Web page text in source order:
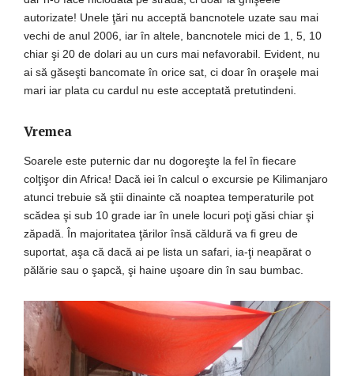
autorizate! Unele ţări nu acceptă bancnotele uzate sau mai
vechi de anul 2006, iar în altele, bancnotele mici de 1, 5, 10
chiar şi 20 de dolari au un curs mai nefavorabil. Evident, nu
ai să găseşti bancomate în orice sat, ci doar în oraşele mai
mari iar plata cu cardul nu este acceptată pretutindeni.
Vremea
Soarele este puternic dar nu dogoreşte la fel în fiecare
colţişor din Africa! Dacă iei în calcul o excursie pe Kilimanjaro
atunci trebuie să ştii dinainte că noaptea temperaturile pot
scădea şi sub 10 grade iar în unele locuri poţi găsi chiar şi
zăpadă. În majoritatea ţărilor însă căldură va fi greu de
suportat, aşa că dacă ai pe lista un safari, ia-ţi neapărat o
pălărie sau o şapcă, şi haine uşoare din în sau bumbac.